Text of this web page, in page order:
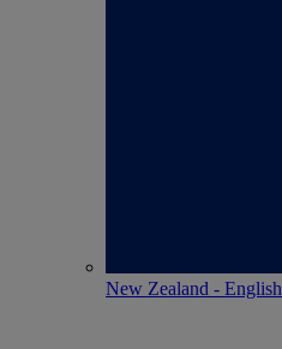
New Zealand - English